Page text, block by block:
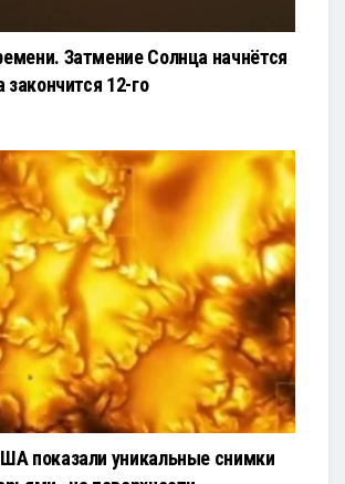
Затмение Солнца начнётся
закончится 12-го
показали уникальные снимки